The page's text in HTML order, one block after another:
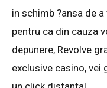
in schimb ?ansa de
pentru ca din cauza
depunere, Revolve
exclusive casino, vei